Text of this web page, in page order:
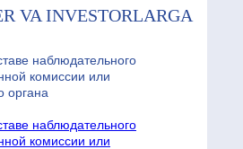
VA INVESTORLARGA
наблюдательного
комиссии или
органа
наблюдательного
комиссии или